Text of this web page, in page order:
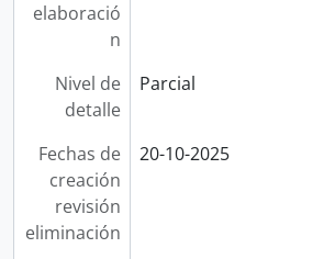
elaboració
n
Nivel de
detalle
Parcial
Fechas de
creación
revisión
eliminación
20-10-2025